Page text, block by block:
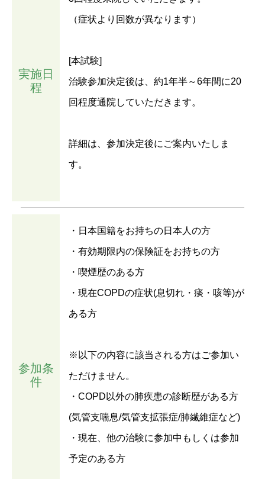
実施日
程
（症状より回数が異なります）
[本試験]
治験参加決定後は、約1年半～6年間に20
回程度通院していただきます。
詳細は、参加決定後にご案内いたしま
す。
参加条
件
・日本国籍をお持ちの日本人の方
・有効期限内の保険証をお持ちの方
・喫煙歴のある方
・現在COPDの症状(息切れ・痰・咳等)が
ある方
※以下の内容に該当される方はご参加い
ただけません。
・COPD以外の肺疾患の診断歴がある方
(気管支喘息/気管支拡張症/肺繊維症など)
・現在、他の治験に参加中もしくは参加
予定のある方